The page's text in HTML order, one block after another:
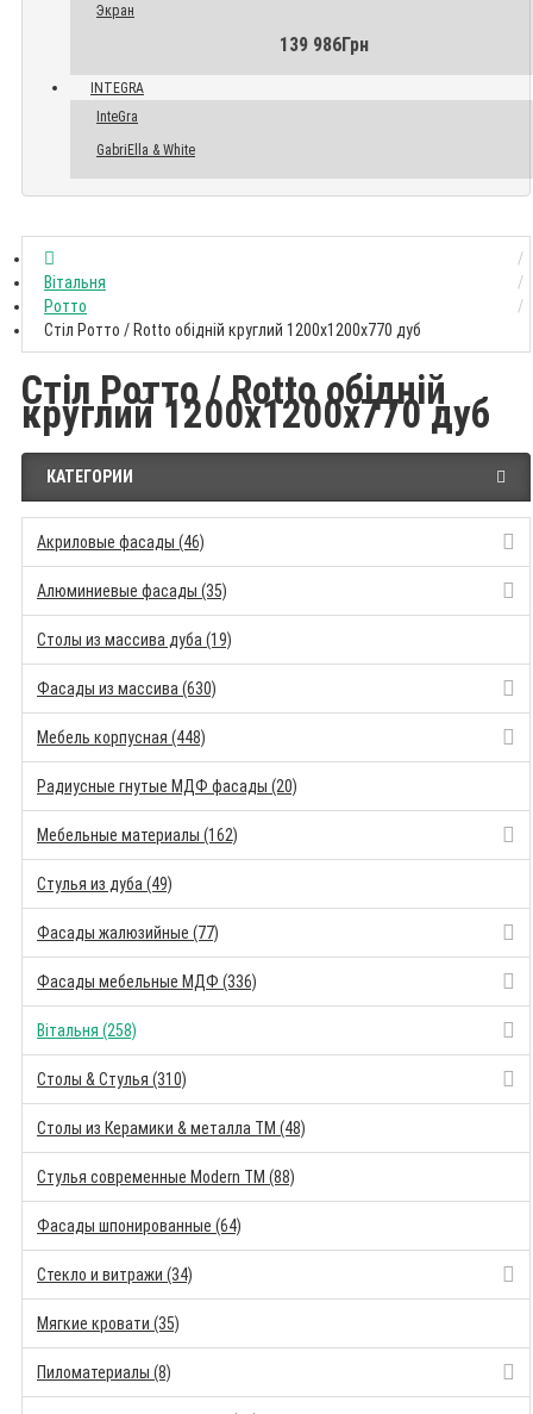
Экран
139 986Грн
INTEGRA
InteGra
GabriElla & White
Вітальня
Ротто
Стіл Ротто / Rotto обідній круглий 1200x1200x770 дуб
Стіл Ротто / Rotto обідній
круглий 1200x1200x770 дуб
КАТЕГОРИИ
Акриловые фасады (46)
Алюминиевые фасады (35)
Столы из массива дуба (19)
Фасады из массива (630)
Мебель корпусная (448)
Радиусные гнутые МДФ фасады (20)
Мебельные материалы (162)
Стулья из дуба (49)
Фасады жалюзийные (77)
Фасады мебельные МДФ (336)
Вітальня (258)
Столы & Стулья (310)
Столы из Керамики & металла TM (48)
Стулья современные Modern TM (88)
Фасады шпонированные (64)
Стекло и витражи (34)
Мягкие кровати (35)
Пиломатериалы (8)